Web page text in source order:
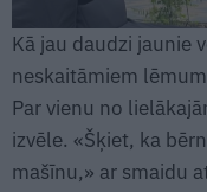
Kā jau daudzi jaunie
neskaitāmiem
Par vienu no
izvēle. «Šķiet, ka
mašīnu,» ar smaidu